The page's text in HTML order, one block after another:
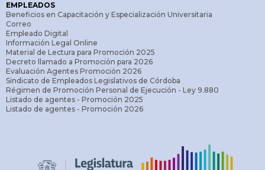
EMPLEADOS
Beneficios en Capacitación y Especialización Universitaria
Correo
Empleado Digital
Información Legal Online
Material de Lectura para Promoción 2025
Decreto llamado a Promoción para 2026
Evaluación Agentes Promoción 2026
Sindicato de Empleados Legislativos de Córdoba
Régimen de Promoción Personal de Ejecución - Ley 9.880
Listado de agentes - Promoción 2025
Listado de agentes - Promoción 2026